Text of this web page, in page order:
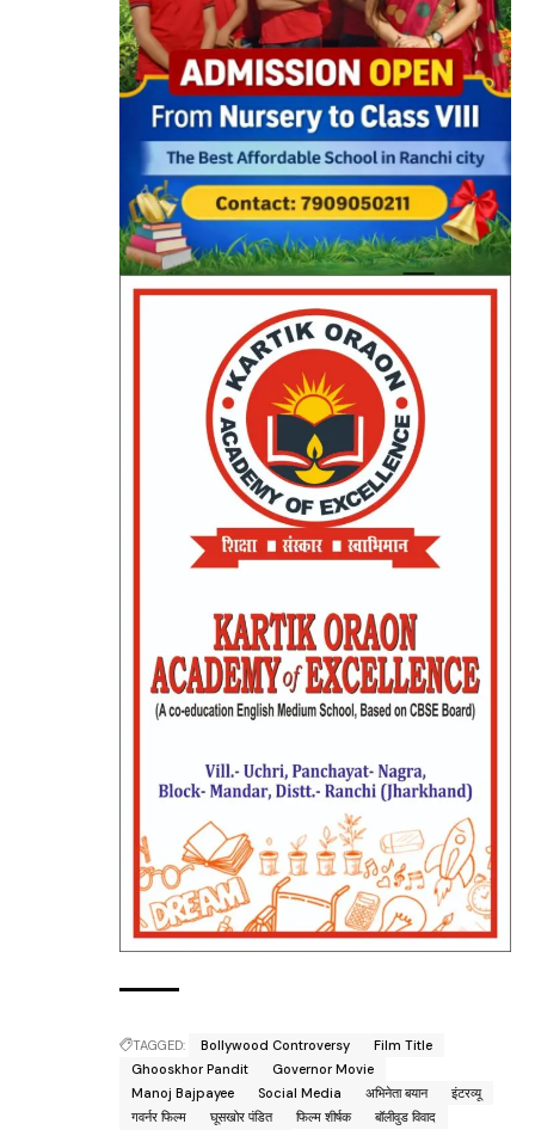
TAGGED: Bollywood Controversy
Film Title
Ghooskhor Pandit
Governor Movie
Manoj Bajpayee
Social Media अभिनेता बयान
इंटरव्यू
गवर्नर फिल्म
घूसखोर पंडित फिल्म शीर्षक
बॉलीवुड विवाद